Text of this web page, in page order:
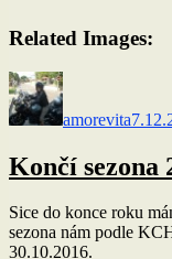
Related Images:
Autor:
amorevita
Končí sezona
Sice do konce roku
sezona nám podle
30.10.2016.